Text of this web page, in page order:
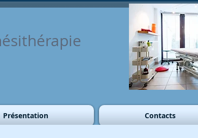
Présentation Contacts